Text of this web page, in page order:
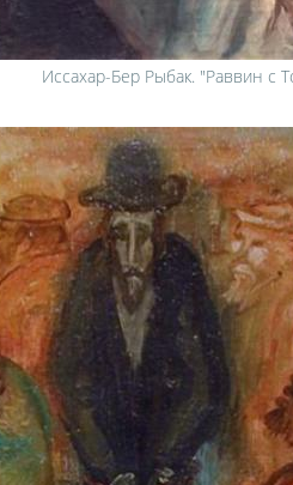
Иссахар-Бер Рыбак. "Раввин с